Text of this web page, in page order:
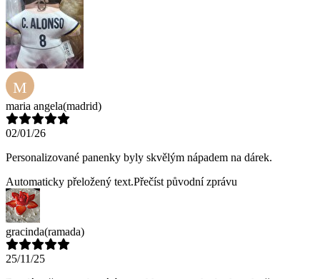
M
maria angela(madrid)
02/01/26
Personalizované panenky byly skvělým nápadem na dárek.
Automaticky přeložený text.Přečíst původní zprávu
gracinda(ramada)
25/11/25